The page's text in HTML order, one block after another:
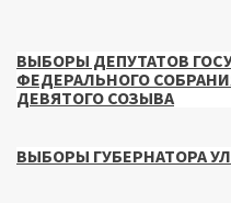
ВЫБОРЫ ДЕПУТАТОВ
ФЕДЕРАЛЬНОГО
ДЕВЯТОГО СОЗЫВА
ВЫБОРЫ ГУБЕРНАТОРА